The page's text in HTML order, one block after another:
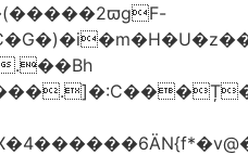
.��Bh